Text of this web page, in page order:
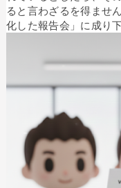
ると言わざるを得ませ
化した報告会」に成り